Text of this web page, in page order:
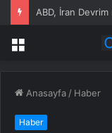
Menü
Anasayfa / Haber
Haber